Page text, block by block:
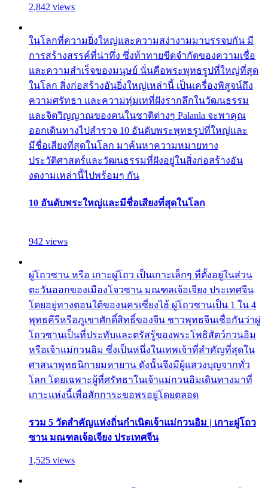
2,842 views
ในโลกที่ความยิ่งใหญ่และความสง่างามมาบรรจบกัน มี
การสร้างสรรค์ที่น่าทึ่ง ซึ่งท้าทายขีดจำกัดของความเชื่อ
และความสำเร็จของมนุษย์ นั่นคือพระพุทธรูปที่ใหญ่ที่สุด
ในโลก สิ่งก่อสร้างอันยิ่งใหญ่เหล่านี้ เป็นเครื่องพิสูจน์ถึง
ความศรัทธา และความทุ่มเทที่ฝังรากลึกในวัฒนธรรม
และจิตวิญญาณของคนในชาติต่างๆ Palanla จะพาคุณ
ออกเดินทางไปสำรวจ 10 อันดับพระพุทธรูปที่ใหญ่และ
มีชื่อเสียงที่สุดในโลก มาค้นหาความหมายทาง
ประวัติศาสตร์และวัฒนธรรมที่ฝังอยู่ในสิ่งก่อสร้างอัน
งดงามเหล่านี้ไปพร้อมๆ กัน
10 อันดับพระใหญ่และมีชื่อเสียงที่สุดในโลก
942 views
ผู่โถวซาน หรือ เกาะผู่โถว เป็นเกาะเล็กๆ ที่ตั้งอยู่ในส่วน
ตะวันออกของเมืองโจวซาน มณฑลเจ้อเจียง ประเทศจีน
โดยอยู่ทางตอนใต้ของนครเซี่ยงไฮ้ ผู่โถวซานเป็น 1 ใน 4
พุทธคีรีหรือภูเขาศักดิ์สิทธิ์ของจีน ชาวพุทธจีนเชื่อกันว่าผู่
โถวซานเป็นที่ประทับและตรัสรู้ของพระโพธิสัตว์กวนอิม
หรือเจ้าแม่กวนอิม ซึ่งเป็นหนึ่งในเทพเจ้าที่สำคัญที่สุดใน
ศาสนาพุทธนิกายมหายาน ดังนั้นจึงมีผู้แสวงบุญจากทั่ว
โลก โดยเฉพาะผู้ที่ศรัทธาในเจ้าแม่กวนอิมเดินทางมาที่
เกาะแห่งนี้เพื่อสักการะขอพรอยู่โดยตลอด
รวม 5 วัดสำคัญแห่งถิ่นกำเนิดเจ้าแม่กวนอิม | เกาะผู่โถว
ซาน มณฑลเจ้อเจียง ประเทศจีน
1,525 views